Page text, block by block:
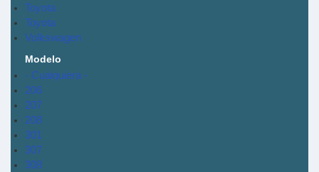
Toyota
Toyota
Volkswagen
Modelo
- Cualquiera -
206
207
208
301
307
308